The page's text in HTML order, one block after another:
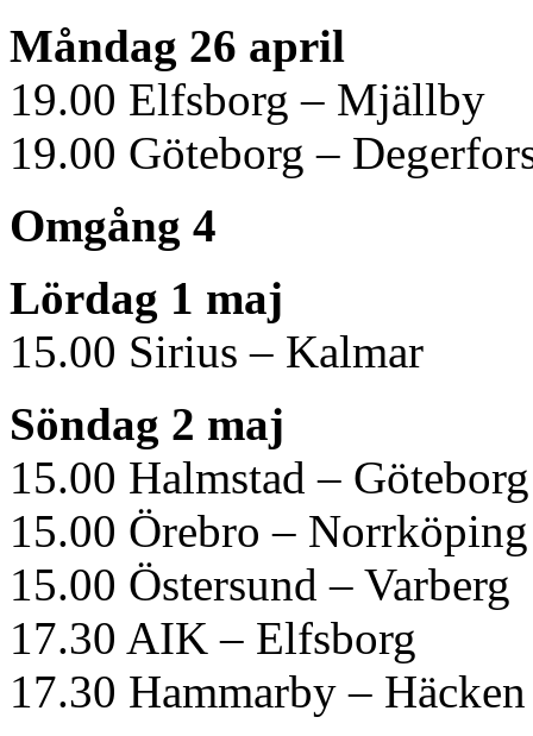
Måndag 26 april
19.00 Elfsborg – Mjällby
19.00 Göteborg –
Omgång 4
Lördag 1 maj
15.00 Sirius – Kalmar
Söndag 2 maj
15.00 Halmstad –
15.00 Örebro – Norrköping
15.00 Östersund – Varberg
17.30 AIK – Elfsborg
17.30 Hammarby – Häcken